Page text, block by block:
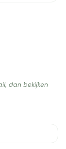
dan bekijken